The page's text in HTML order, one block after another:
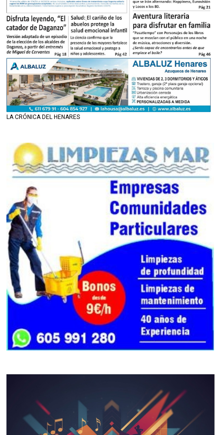
LA CRÓNICA DEL HENARES